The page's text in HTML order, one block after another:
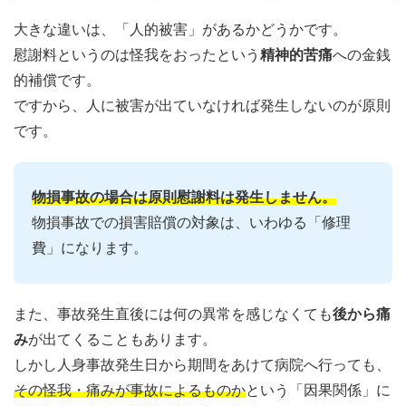
大きな違いは、「人的被害」があるかどうかです。
慰謝料というのは怪我をおったという 精神的苦痛への金銭
的補償です。
ですから、人に被害が出ていなければ発生しないのが原則
です。
物損事故の場合は原則慰謝料は発生しません。
物損事故での損害賠償の対象は、いわゆる「修理
費」になります。
また、事故発生直後には何の異常を感じなくても後から痛
みが出てくることもあります。
しかし人身事故発生日から期間をあけて病院へ行っても、
その怪我・痛みが事故によるものかという「因果関係」に